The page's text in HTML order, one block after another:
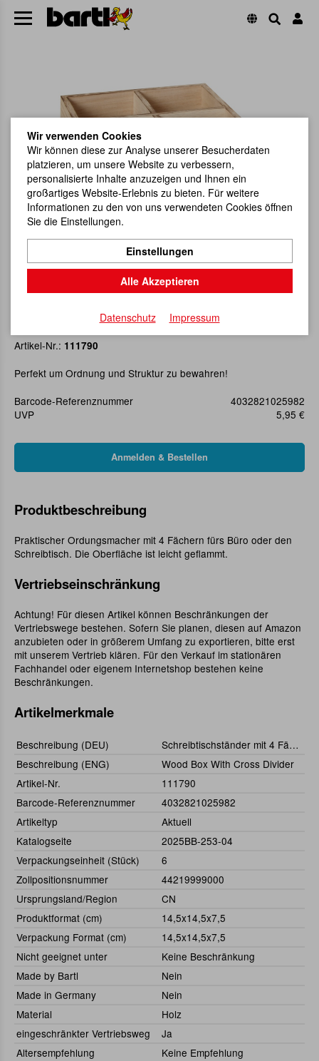
Schreibtischständer mit 4 Fächern
Artikel-Nr.: 111790
Perfekt um Ordnung und Struktur zu bewahren!
Barcode-Referenznummer
4032821025982
UVP
5,95 €
Produktbeschreibung
Praktischer Ordungsmacher mit 4 Fächern fürs Büro oder den
Schreibtisch. Die Oberfläche ist leicht geflammt.
Vertriebseinschränkung
Achtung! Für diesen Artikel können Beschränkungen der
Vertriebswege bestehen. Sofern Sie planen, diesen auf Amazon
anzubieten oder in größerem Umfang zu exportieren, bitte erst
mit unserem Vertrieb klären. Für den Verkauf im stationären
Fachhandel oder eigenem Internetshop bestehen keine
Beschränkungen.
Artikelmerkmale
Beschreibung (DEU)
Schreibtischständer mit 4 Fächern
Beschreibung (ENG)
Wood Box With Cross Divider
Artikel-Nr.
111790
Barcode-Referenznummer
4032821025982
Artikeltyp
Aktuell
Katalogseite
2025BB-253-04
Verpackungseinheit (Stück)
6
Zollpositionsnummer
44219999000
Ursprungsland/Region
CN
Produktformat (cm)
14,5x14,5x7,5
Verpackung Format (cm)
14,5x14,5x7,5
Nicht geeignet unter
Keine Beschränkung
Made by Bartl
Nein
Made in Germany
Nein
Material
Holz
eingeschränkter Vertriebsweg
Ja
Altersempfehlung
Keine Empfehlung
Wir verwenden Cookies
Wir können diese zur Analyse unserer Besucherdaten
platzieren, um unsere Website zu verbessern,
personalisierte Inhalte anzuzeigen und Ihnen ein
großartiges Website-Erlebnis zu bieten. Für weitere
Informationen zu den von uns verwendeten Cookies öffnen
Sie die Einstellungen.
Einstellungen
Alle Akzeptieren
Datenschutz Impressum